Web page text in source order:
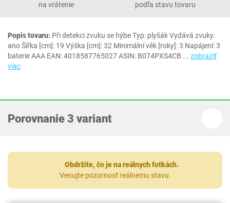
na vrátenie
podľa stavu tovaru
Popis tovaru: Při detekci zvuku se hýbe Typ: plyšák Vydává zvuky:
ano Šířka [cm]: 19 Výška [cm]: 32 Minimální věk [roky]: 3 Napájení: 3
baterie AAA EAN: 4018587765027 ASIN: B074PXS4CB ... zobraziť
viac
Porovnanie 3 variant
Obdržíte, čo je na reálnych fotkách.
Venujte pozornosť reálnemu stavu.